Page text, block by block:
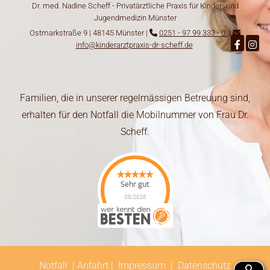
Dr. med. Nadine Scheff - Privatärztliche Praxis für Kinder- und
Jugendmedizin Münster
Ostmarkstraße 9 | 48145 Münster |  0251 - 97 99 333 - 0|
info@kinderarztpraxis-dr-scheff.de
Familien, die in unserer regelmässigen Betreuung sind,
erhalten für den Notfall die Mobilnummer von Frau Dr.
Scheff.
Sehr gut
08/2026
Privatärztliche Praxis
für Kinder und
Fachärztin für Kinder-
Naturheilverfahren -
Notfall Anfahrt Impressum Datenschutz